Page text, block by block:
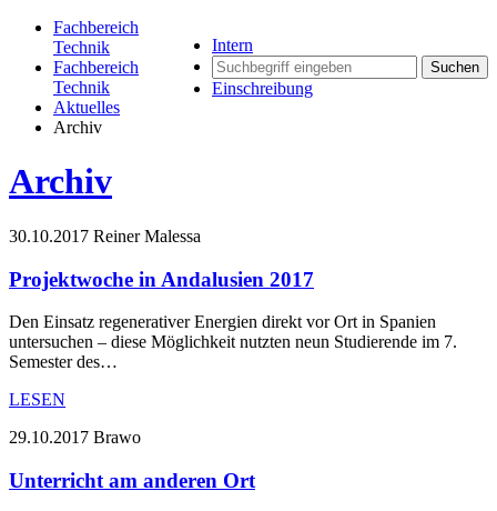
Intern
Suchen
Einschreibung
Fachbereich
Technik
Fachbereich
Technik
Aktuelles
Archiv
Archiv
30.10.2017 Reiner Malessa
Projektwoche in Andalusien 2017
Den Einsatz regenerativer Energien direkt vor Ort in Spanien
untersuchen – diese Möglichkeit nutzten neun Studierende im 7.
Semester des…
LESEN
29.10.2017 Brawo
Unterricht am anderen Ort